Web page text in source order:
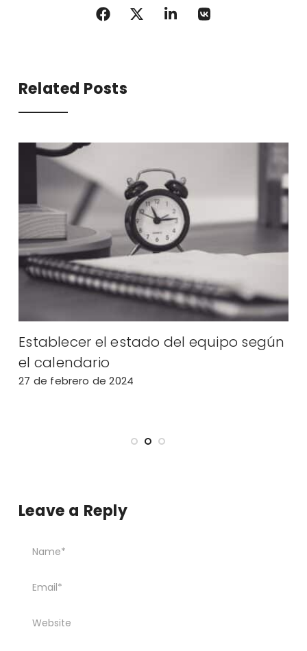
Related Posts
Establecer el estado del equipo según
el calendario
27 de febrero de 2024
Leave a Reply